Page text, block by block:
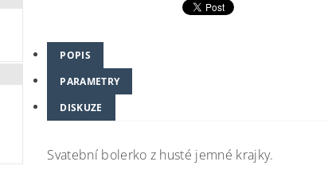
POPIS
PARAMETRY
DISKUZE
Svatební bolerko z husté jemné krajky.